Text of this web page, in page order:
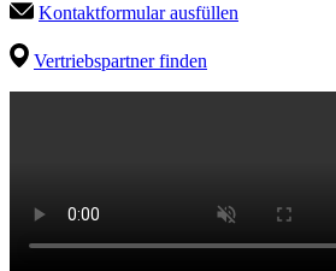
Kontaktformular ausfüllen
Vertriebspartner finden